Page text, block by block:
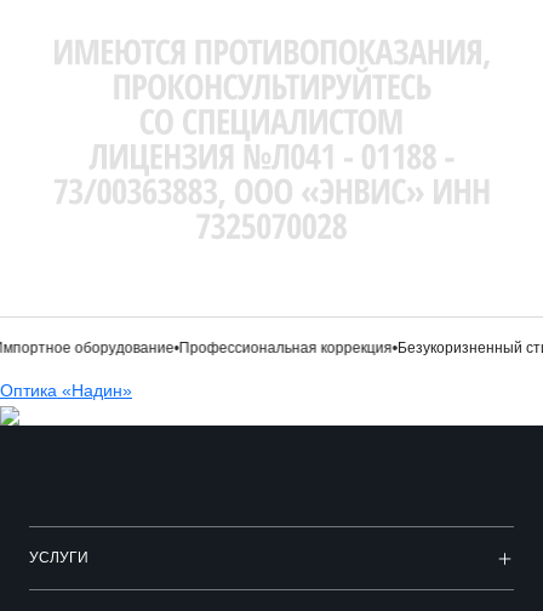
оборудование•Профессиональная коррекция•Безукоризненный стиль•
Оптика «Надин»
УСЛУГИ